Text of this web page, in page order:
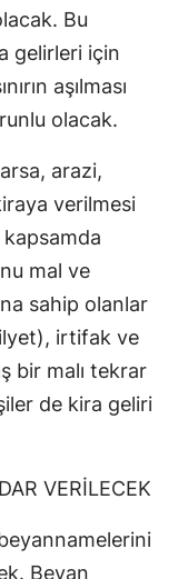
Bu
gelirleri için
aşılması
olacak.
arazi,
verilmesi
mal ve
sahip olanlar
irtifak ve
bir malı tekrar
de kira geliri
VERİLECEK
Beyan